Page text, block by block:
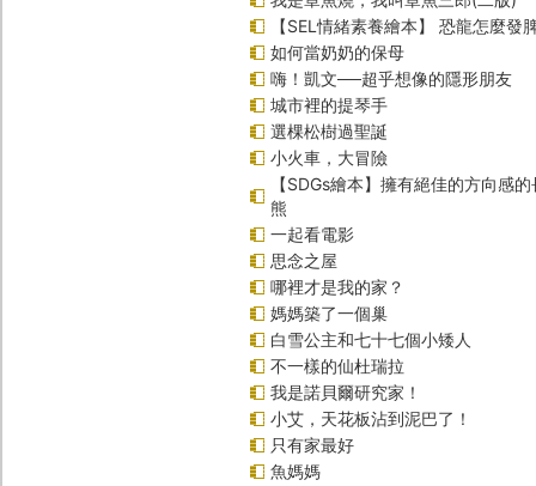
【SEL情緒素養繪本】 恐龍怎麼發
如何當奶奶的保母
嗨！凱文──超乎想像的隱形朋友
城市裡的提琴手
選棵松樹過聖誕
小火車，大冒險
【SDGs繪本】擁有絕佳的方向感
熊
一起看電影
思念之屋
哪裡才是我的家？
媽媽築了一個巢
白雪公主和七十七個小矮人
不一樣的仙杜瑞拉
我是諾貝爾研究家！
小艾，天花板沾到泥巴了！
只有家最好
魚媽媽